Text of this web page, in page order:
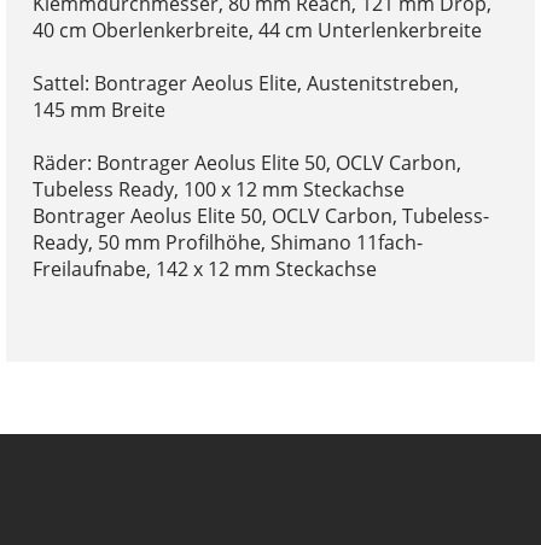
40 cm Oberlenkerbreite, 44 cm Unterlenkerbreite
Sattel: Bontrager Aeolus Elite, Austenitstreben,
145 mm Breite
Räder: Bontrager Aeolus Elite 50, OCLV Carbon,
Tubeless Ready, 100 x 12 mm Steckachse
Bontrager Aeolus Elite 50, OCLV Carbon, Tubeless-
Ready, 50 mm Profilhöhe, Shimano 11fach-
Freilaufnabe, 142 x 12 mm Steckachse